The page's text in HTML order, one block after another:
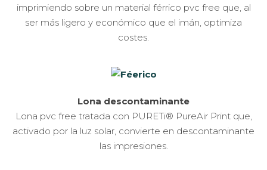
imprimiendo sobre un material férrico pvc free que, al
ser más ligero y económico que el imán, optimiza
costes.
Lona descontaminante
Lona pvc free tratada con PURETi® PureAir Print que,
activado por la luz solar, convierte en descontaminante
las impresiones.